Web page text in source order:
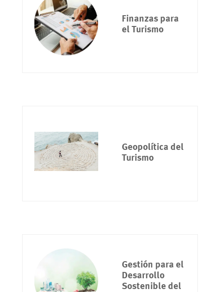
Finanzas para
el Turismo
Geopolítica del
Turismo
Gestión para el
Desarrollo
Sostenible del